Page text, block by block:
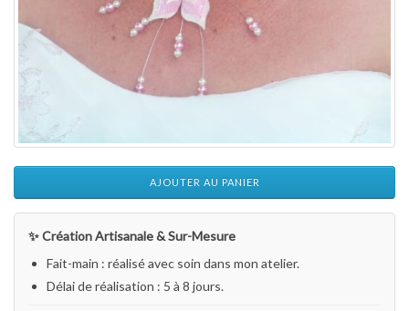
AJOUTER AU PANIER
✨ Création Artisanale & Sur-Mesure
Fait-main : réalisé avec soin dans mon atelier.
Délai de réalisation : 5 à 8 jours.